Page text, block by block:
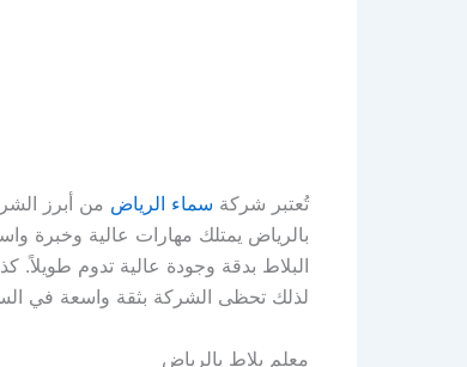
تُعتبر شركة سماء الرياض من أبرز
بالرياض يمتلك مهارات عالية وخبرة
البلاط بدقة وجودة عالية تدوم طويلاً.
لذلك تحظى الشركة بثقة واسعة في
معلم بلاط بالرياض